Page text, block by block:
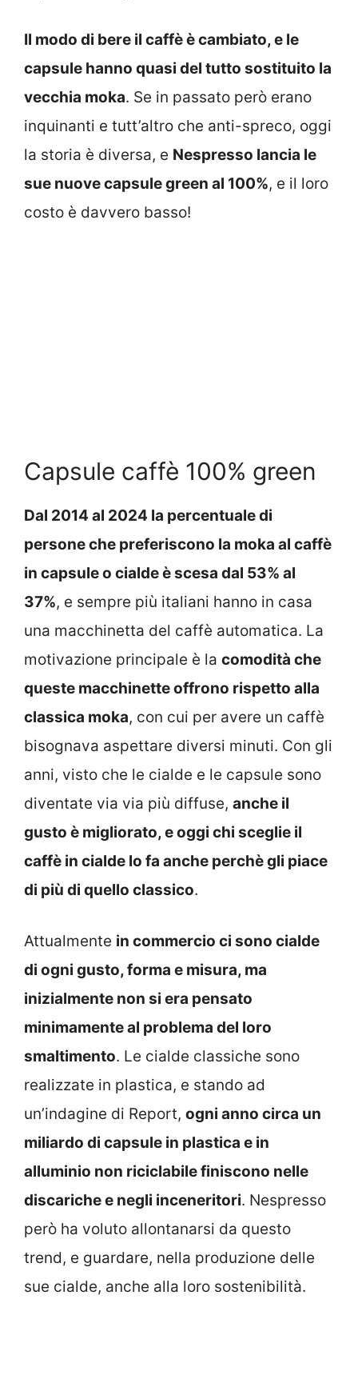
Il modo di bere il caffè è cambiato, e le
capsule hanno quasi del tutto sostituito la
vecchia moka. Se in passato però erano
inquinanti e tutt’altro che anti-spreco, oggi
la storia è diversa, e Nespresso lancia le
sue nuove capsule green al 100%, e il loro
costo è davvero basso!
Capsule caffè 100% green
Dal 2014 al 2024 la percentuale di
persone che preferiscono la moka al caffè
in capsule o cialde è scesa dal 53% al
37%, e sempre più italiani hanno in casa
una macchinetta del caffè automatica. La
motivazione principale è la comodità che
queste macchinette offrono rispetto alla
classica moka, con cui per avere un caffè
bisognava aspettare diversi minuti. Con gli
anni, visto che le cialde e le capsule sono
diventate via via più diffuse, anche il
gusto è migliorato, e oggi chi sceglie il
caffè in cialde lo fa anche perchè gli piace
di più di quello classico.
Attualmente in commercio ci sono cialde
di ogni gusto, forma e misura, ma
inizialmente non si era pensato
minimamente al problema del loro
smaltimento. Le cialde classiche sono
realizzate in plastica, e stando ad
un’indagine di Report, ogni anno circa un
miliardo di capsule in plastica e in
alluminio non riciclabile finiscono nelle
discariche e negli inceneritori. Nespresso
però ha voluto allontanarsi da questo
trend, e guardare, nella produzione delle
sue cialde, anche alla loro sostenibilità.